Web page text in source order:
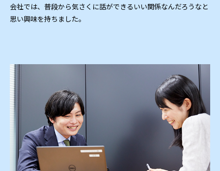
会社では、普段から気さくに話ができるいい関係なんだろうなと
思い興味を持ちました。